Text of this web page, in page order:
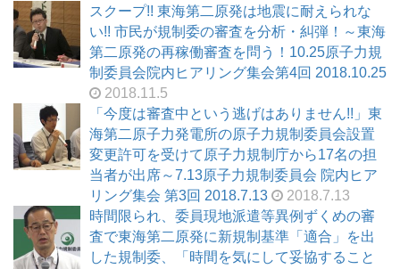
スクープ!! 東海第二原発は地震に耐えられな
い!! 市民が規制委の審査を分析・糾弾！～東海
第二原発の再稼働審査を問う！10.25原子力規
制委員会院内ヒアリング集会第4回 2018.10.25
2018.11.5
「今度は審査中という逃げはありません!!」東
海第二原子力発電所の原子力規制委員会設置
変更許可を受けて原子力規制庁から17名の担
当者が出席～7.13原子力規制委員会 院内ヒア
リング集会 第3回 2018.7.13
2018.7.13
時間限られ、委員現地派遣等異例ずくめの審
査で東海第二原発に新規制基準「適合」を出
した規制委、「時間を気にして妥協すること